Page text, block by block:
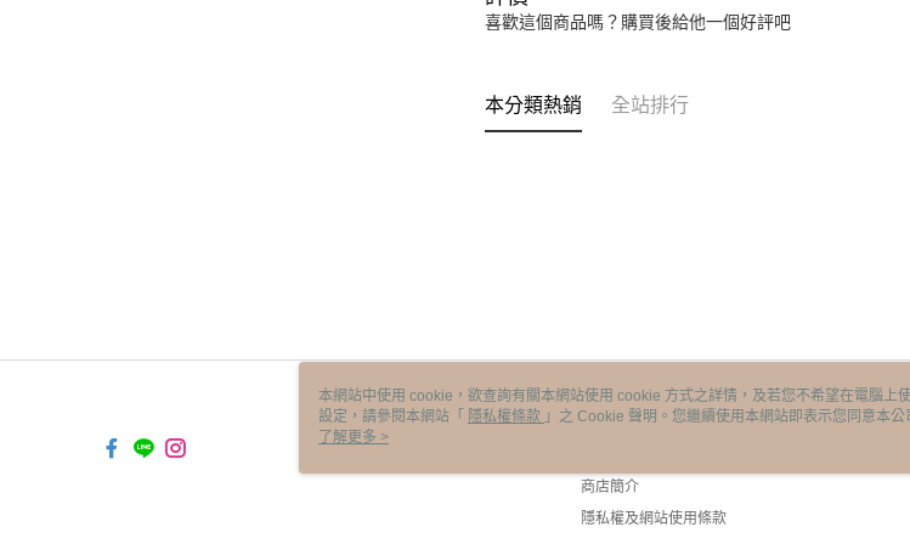
喜歡這個商品嗎？購買後給他一個好評吧
本分類熱銷 全站排行
關於我們
商店簡介
隱私權及網站使用條款
本網站中使用 cookie，欲查詢有關本網站使用 cookie 方式之詳情，及若您不希望在電腦上
設定，請參閱本網站「 隱私權條款 」之 Cookie 聲明。您繼續使用本網站即表示您同意本
使用 cookie。
了解更多 >